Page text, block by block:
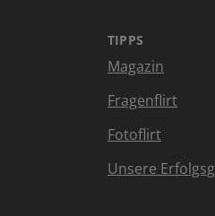
TIPPS
Magazin
Fragenflirt
Fotoflirt
Unsere